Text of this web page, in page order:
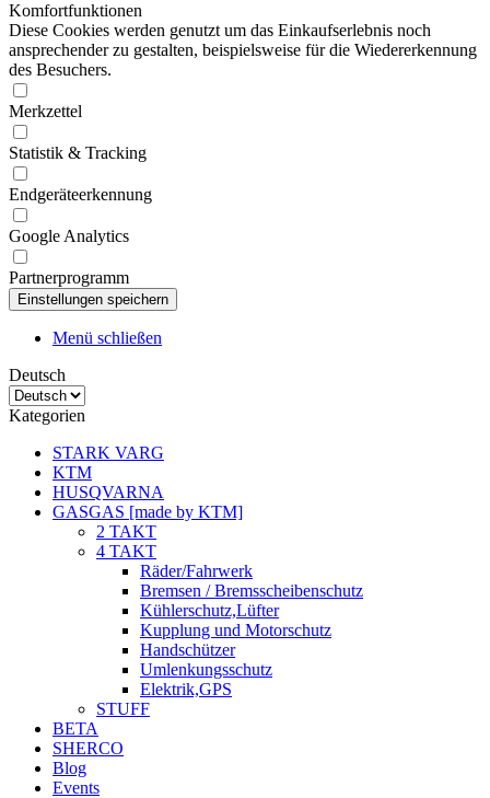
Komfortfunktionen
Diese Cookies werden genutzt um das Einkaufserlebnis noch
ansprechender zu gestalten, beispielsweise für die Wiedererkennung
des Besuchers.
Merkzettel
Statistik & Tracking
Endgeräteerkennung
Google Analytics
Partnerprogramm
Menü schließen
Deutsch
Kategorien
STARK VARG
KTM
HUSQVARNA
GASGAS [made by KTM]
2 TAKT
4 TAKT
Räder/Fahrwerk
Bremsen / Bremsscheibenschutz
Kühlerschutz,Lüfter
Kupplung und Motorschutz
Handschützer
Umlenkungsschutz
Elektrik,GPS
STUFF
BETA
SHERCO
Blog
Events